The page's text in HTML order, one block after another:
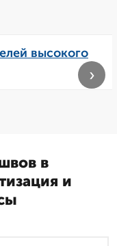
высокого
›
в
и